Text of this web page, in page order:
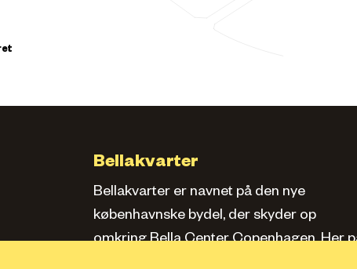
Bellakvarter
Bellakvarter er navnet på den nye
københavnske bydel, der skyder op
omkring Bella Center Copenhagen. Her